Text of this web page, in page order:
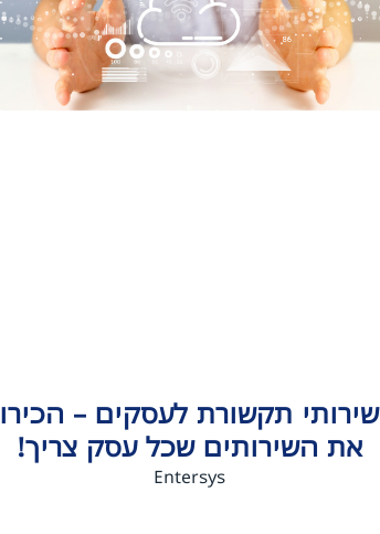
שירותי תקשורת לעסקים – הכירו
את השירותים שכל עסק צריך!
Entersys